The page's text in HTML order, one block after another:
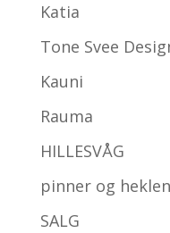
Katia
Tone Svee
Kauni
Rauma
HILLESVÅG
pinner og
SALG